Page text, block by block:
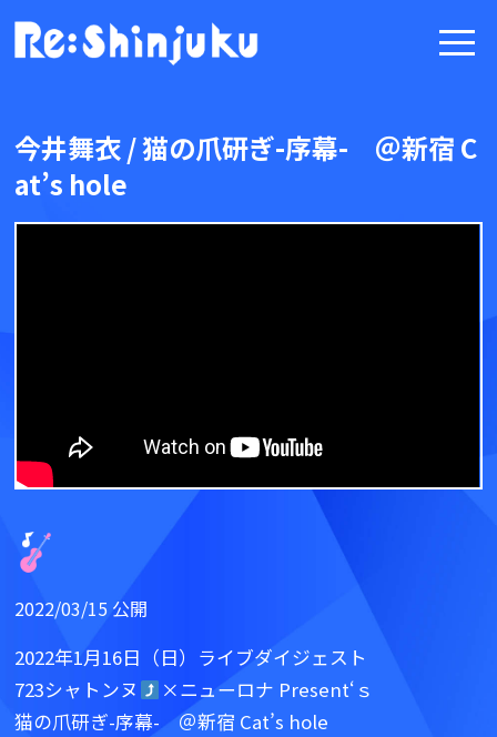
今井舞衣 / 猫の爪研ぎ-序幕- ＠新宿 C
at’s hole
2022/03/15 公開
2022年1月16日（日）ライブダイジェスト
723シャトンヌ
×ニューロナ Present‘ｓ
猫の爪研ぎ-序幕- ＠新宿 Cat’s hole